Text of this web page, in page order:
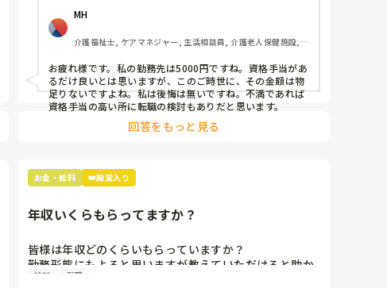
MH
介護福祉士, ケアマネジャー, 生活相談員, 介護老人保健施設,
お疲れ様です。私の勤務先は5000円ですね。資格手当があ
るだけ良いとは思いますが、このご時世に、その金額は物
足りないですよね。私は後悔は無いですね。不満であれば
資格手当の高い所に転職の検討もありだと思います。
回答をもっと見る
お金・給料 👑殿堂入り
年収いくらもらってますか？
皆様は年収どのくらいもらっていますか？
勤務形態にもよると思いますが教えていただけると助か
ります。
給料 転職